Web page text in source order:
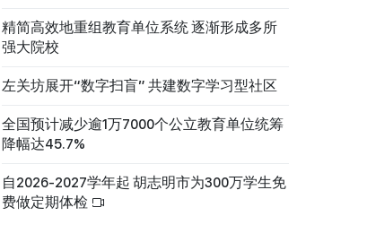
精简高效地重组教育单位系统 逐渐形成多所
强大院校
左关坊展开“数字扫盲” 共建数字学习型社区
全国预计减少逾1万7000个公立教育单位统筹
降幅达45.7%
自2026-2027学年起 胡志明市为300万学生免
费做定期体检